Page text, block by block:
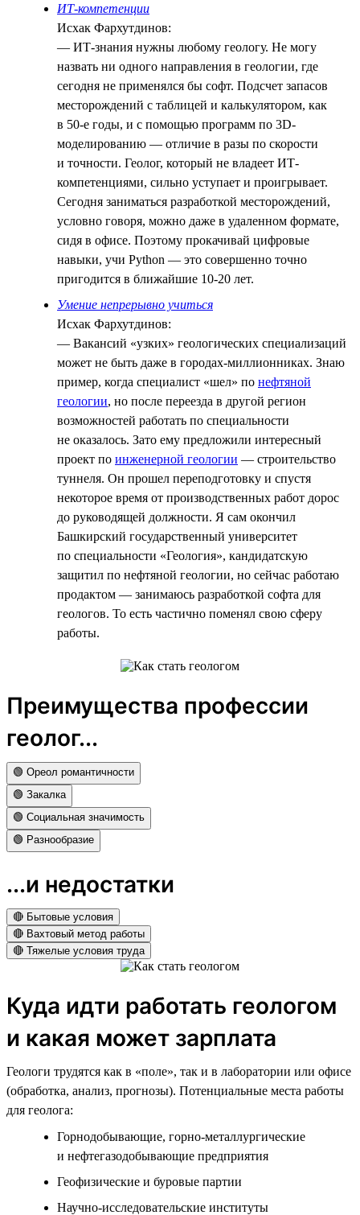
ИТ-компетенции
Исхак Фархутдинов:
— ИТ-знания нужны любому геологу. Не могу
назвать ни одного направления в геологии, где
сегодня не применялся бы софт. Подсчет запасов
месторождений с таблицей и калькулятором, как
в 50-е годы, и с помощью программ по 3D-
моделированию — отличие в разы по скорости
и точности. Геолог, который не владеет ИТ-
компетенциями, сильно уступает и проигрывает.
Сегодня заниматься разработкой месторождений,
условно говоря, можно даже в удаленном формате,
сидя в офисе. Поэтому прокачивай цифровые
навыки, учи Python — это совершенно точно
пригодится в ближайшие 10-20 лет.
Умение непрерывно учиться
Исхак Фархутдинов:
— Вакансий «узких» геологических специализаций
может не быть даже в городах-миллионниках. Знаю
пример, когда специалист «шел» по нефтяной
геологии, но после переезда в другой регион
возможностей работать по специальности
не оказалось. Зато ему предложили интересный
проект по инженерной геологии — строительство
туннеля. Он прошел переподготовку и спустя
некоторое время от производственных работ дорос
до руководящей должности. Я сам окончил
Башкирский государственный университет
по специальности «Геология», кандидатскую
защитил по нефтяной геологии, но сейчас работаю
продактом — занимаюсь разработкой софта для
геологов. То есть частично поменял свою сферу
работы.
Преимущества профессии
геолог...
🟢 Ореол романтичности
🟢 Закалка
🟢 Социальная значимость
🟢 Разнообразие
...и недостатки
🔴 Бытовые условия
🔴 Вахтовый метод работы
🔴 Тяжелые условия труда
Куда идти работать геологом
и какая может зарплата
Геологи трудятся как в «поле», так и в лаборатории или офисе
(обработка, анализ, прогнозы). Потенциальные места работы
для геолога:
Горнодобывающие, горно-металлургические
и нефтегазодобывающие предприятия
Геофизические и буровые партии
Научно-исследовательские институты